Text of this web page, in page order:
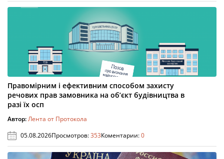
Правомірним і ефективним способом захисту
речових прав замовника на об’єкт будівництва в
разі їх осп
Автор:Лента от Протокола
05.08.2026Просмотров:353Коментарии:0